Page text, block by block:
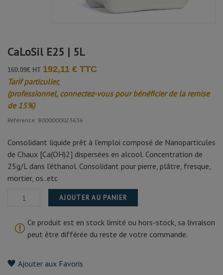
CaLoSil E25 | 5L
160.09€ HT 192,11 € TTC
Tarif particulier,
(professionnel, connectez-vous pour bénéficier de la remise
de 15%)
Référence: 8000000023636
Consolidant liquide prêt à l'emploi composé de Nanoparticules
de Chaux [Ca(OH)2] dispersées en alcool. Concentration de
25g/L dans l'éthanol. Consolidant pour pierre, plâtre, fresque,
mortier, os..etc
AJOUTER AU PANIER
Ce produit est en stock limité ou hors-stock, sa livraison
peut être différée du reste de votre commande.
Ajouter aux Favoris